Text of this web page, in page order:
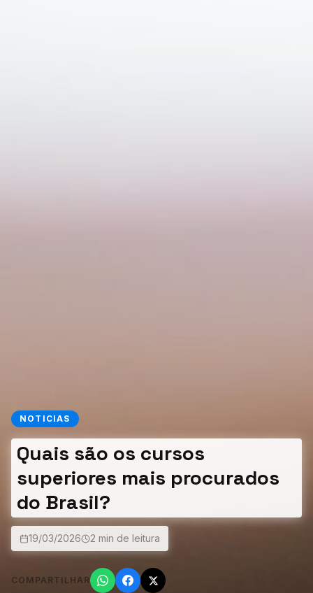
NOTICIAS
Quais são os cursos
superiores mais procurados
do Brasil?
19/03/2026 2 min de leitura
COMPARTILHAR